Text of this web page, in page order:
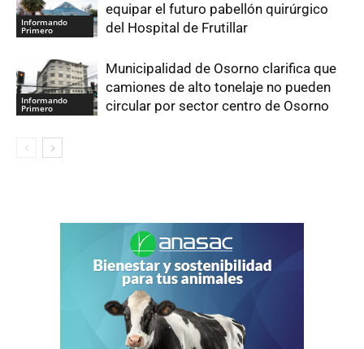
Informando
Primero
equipar el futuro pabellón quirúrgico
del Hospital de Frutillar
Informando
Primero
Municipalidad de Osorno clarifica que
camiones de alto tonelaje no pueden
circular por sector centro de Osorno